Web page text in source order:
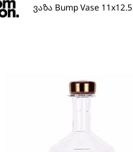
ვაზა Bump Vase 11x12.5